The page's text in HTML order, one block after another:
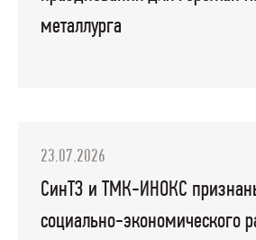
металлурга
23.07.2026
СинТЗ и ТМК-ИНОКС
социально-экономического